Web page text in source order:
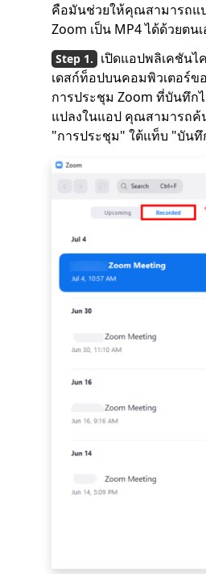
คือมันช่วยให้คุณสามารถแ
Zoom เป็น MP4 ได้ด้วยตนเ
เปิดแอปพลิเคชันไ
เดสก์ท็อปบนคอมพิวเตอร์
การประชุม Zoom ที่บันทึก
แปลงในแอป คุณสามารถค้
"การประชุม" ใต้แท็บ "บันทึ